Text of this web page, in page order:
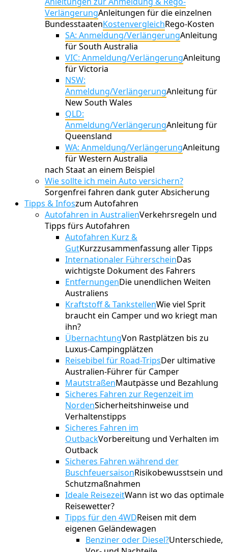
VerlängerungAnleitungen für die einzelnen
Bundesstaaten
SA: Anmeldung/VerlängerungAnleitung
für South Australia
VIC: Anmeldung/VerlängerungAnleitung
für Victoria
NSW:
Anmeldung/VerlängerungAnleitung für
New South Wales
QLD:
Anmeldung/VerlängerungAnleitung für
Queensland
WA: Anmeldung/VerlängerungAnleitung
für Western Australia
KostenvergleichRego-Kosten
nach Staat an einem Beispiel
Wie sollte ich mein Auto versichern?
Sorgenfrei fahren dank guter Absicherung
Tipps & Infoszum Autofahren
Autofahren in AustralienVerkehrsregeln und
Tipps fürs Autofahren
Autofahren Kurz &
GutKurzzusammenfassung aller Tipps
Internationaler FührerscheinDas
wichtigste Dokument des Fahrers
EntfernungenDie unendlichen Weiten
Australiens
Kraftstoff & TankstellenWie viel Sprit
braucht ein Camper und wo kriegt man
ihn?
ÜbernachtungVon Rastplätzen bis zu
Luxus-Campingplätzen
Reisebibel für Road-TripsDer ultimative
Australien-Führer für Camper
MautstraßenMautpässe und Bezahlung
Sicheres Fahren zur Regenzeit im
NordenSicherheitshinweise und
Verhaltenstipps
Sicheres Fahren im
OutbackVorbereitung und Verhalten im
Outback
Sicheres Fahren während der
BuschfeuersaisonRisikobewusstsein und
Schutzmaßnahmen
Ideale ReisezeitWann ist wo das optimale
Reisewetter?
Tipps für den 4WDReisen mit dem
eigenen Geländewagen
Benziner oder Diesel?Unterschiede,